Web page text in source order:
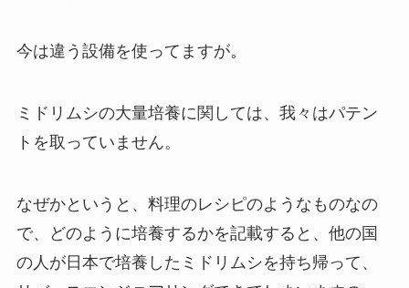
今は違う設備を使ってますが。
ミドリムシの大量培養に関しては、我々はパテン
トを取っていません。
なぜかというと、料理のレシピのようなものなの
で、どのように培養するかを記載すると、他の国
の人が日本で培養したミドリムシを持ち帰って、